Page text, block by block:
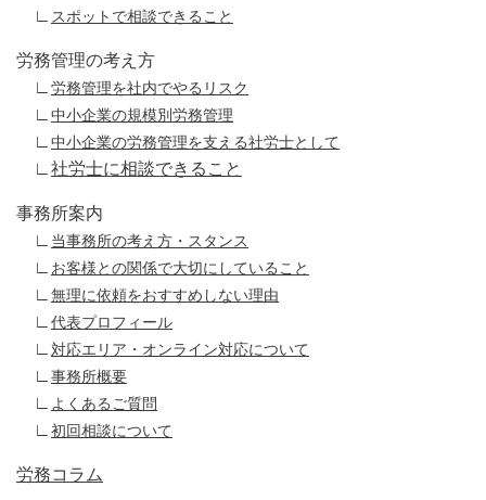
∟ スポットで相談できること
労務管理の考え方
∟ 労務管理を社内でやるリスク
∟ 中小企業の規模別労務管理
∟ 中小企業の労務管理を支える社労士として
∟ 社労士に相談できること
事務所案内
∟ 当事務所の考え方・スタンス
∟ お客様との関係で大切にしていること
∟ 無理に依頼をおすすめしない理由
∟ 代表プロフィール
∟ 対応エリア・オンライン対応について
∟ 事務所概要
∟ よくあるご質問
∟ 初回相談について
労務コラム